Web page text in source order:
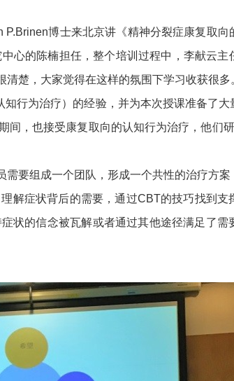
博士来北京讲《精神分裂症康复取向
心的陈楠担任，整个培训过程中，李献云主
楚，大家觉得在这样的氛围下学习收获很多
为治疗）的经验，并为本次授课准备了大
，也接受康复取向的认知行为治疗，他们
组成一个团队，形成一个共性的治疗方案
解症状背后的需要，通过CBT的技巧找到
状的信念被瓦解或者通过其他途径满足了需